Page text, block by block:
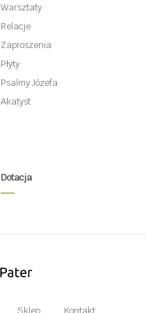
Warsztaty
Relacje
Zaproszenia
Płyty
Psalmy Józefa
Akatyst
Dotacja
Sklep Kontakt